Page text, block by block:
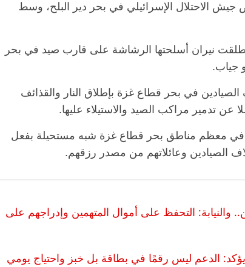
الاحتلال الإسرائيلي في بحر دير البلح، وسط
نيران أسلحتها الرشاشة على قارب صيد في بحر
جياب.
الصيادين في بحر قطاع غزة بإطلاق النار والقذائف
عن تدمير مراكب الصيد والاستيلاء عليها.
باتت عمليات الصيد في معظم مناطق بحر قطاع غزة شبه مستحيلة بفعل
الصيادين وعائلاتهم من مصدر رزقهم.
والنيابة: التحفظ على أموال المتهمين وإدراجهم على
الدعم ليس رقمًا في بطاقة بل خبز واحتياج يومي